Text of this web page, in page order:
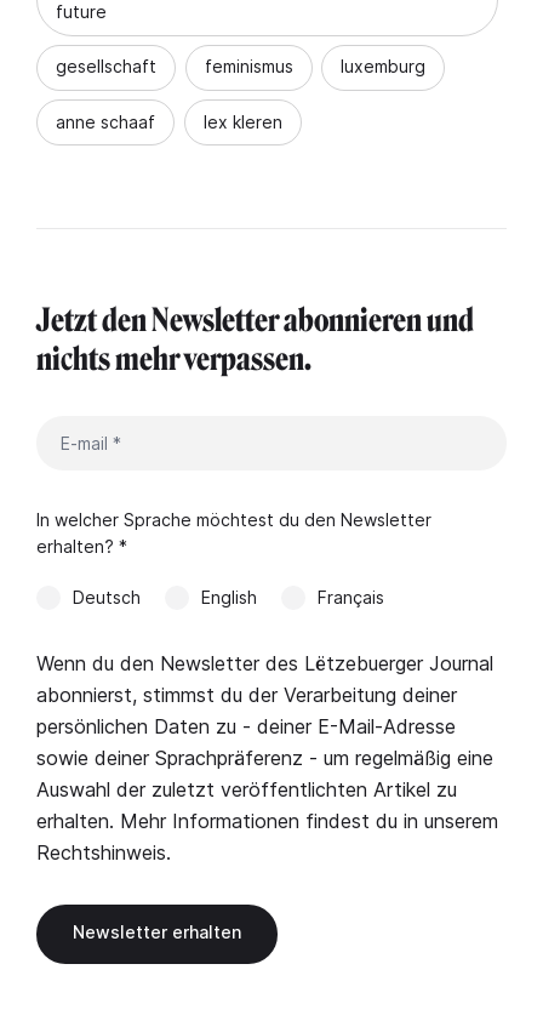
future
gesellschaft feminismus luxemburg
anne schaaf lex kleren
Jetzt den Newsletter abonnieren und
nichts mehr verpassen.
In welcher Sprache möchtest du den Newsletter
erhalten? *
Deutsch English Français
Wenn du den Newsletter des Lëtzebuerger Journal
abonnierst, stimmst du der Verarbeitung deiner
persönlichen Daten zu - deiner E-Mail-Adresse
sowie deiner Sprachpräferenz - um regelmäßig eine
Auswahl der zuletzt veröffentlichten Artikel zu
erhalten. Mehr Informationen findest du in unserem
Rechtshinweis.